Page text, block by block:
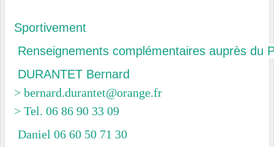
Sportivement
Renseignements complémentaires auprès du
DURANTET Bernard
> bernard.durantet@orange.fr
> Tel. 06 86 90 33 09
Daniel 06 60 50 71 30